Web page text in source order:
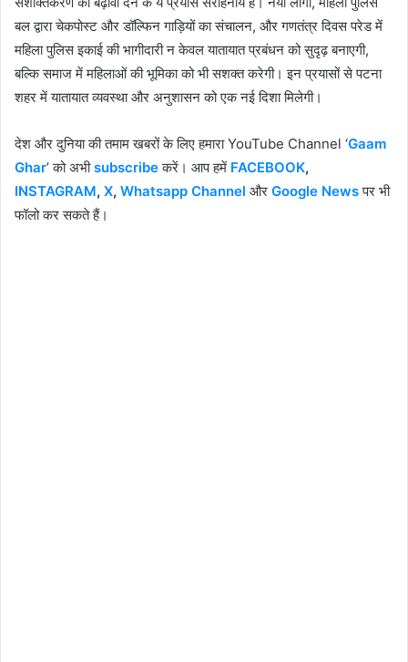
बल द्वारा चेकपोस्ट और डॉल्फिन गाड़ियों का संचालन, और गणतंत्र दिवस परेड में
महिला पुलिस इकाई की भागीदारी न केवल यातायात प्रबंधन को सुदृढ़ बनाएगी,
बल्कि समाज में महिलाओं की भूमिका को भी सशक्त करेगी। इन प्रयासों से पटना
शहर में यातायात व्यवस्था और अनुशासन को एक नई दिशा मिलेगी।
देश और दुनिया की तमाम खबरों के लिए हमारा YouTube Channel ‘Gaam
Ghar’ को अभीsubscribe करें। आप हमें FACEBOOK,
INSTAGRAM, X, Whatsapp Channel और Google Newsपर भी
फॉलो कर सकते हैं।